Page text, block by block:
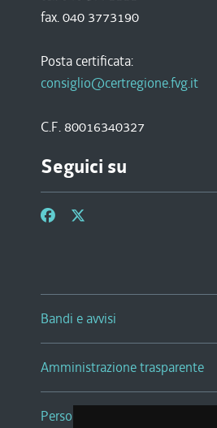
fax. 040 3773190
Posta certificata:
consiglio@certregione.fvg.it
C.F. 80016340327
Seguici su
Bandi e avvisi
Amministrazione trasparente
Persone e Uffici